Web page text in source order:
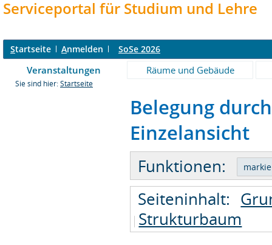
Serviceportal für Studium und Lehre
Startseite Anmelden SoSe 2026
Veranstaltungen Räume und Gebäude
Sie sind hier: Startseite
Belegung
Einzelansicht
Funktionen:
Seiteninhalt:
Strukturbaum